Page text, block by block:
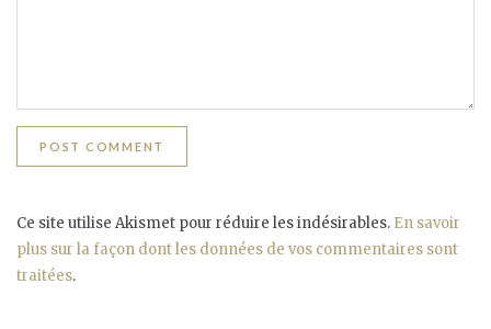
Ce site utilise Akismet pour réduire les indésirables. En savoir
plus sur la façon dont les données de vos commentaires sont
traitées.